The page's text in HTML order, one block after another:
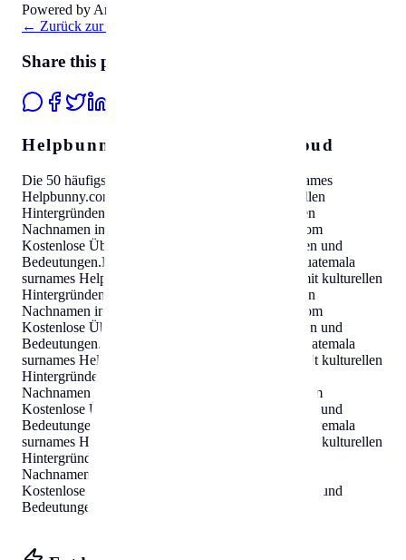
Powered by Amazon 🛒
← Zurück zur Übersicht
Share this page
Helpbunny.com Travel SEO Cloud
Die 50 häufigsten Nachnamen in
surnames
Helpbunny.com
Kostenlose Übersicht mit kulturellen
Hintergründen und Bedeutungen
Die 50 häufigsten
Nachnamen in
Helpbunny.com
Kostenlose Übersicht mit kulturellen Hintergründen und
Bedeutungen.Die 50 häufigsten Nachnamen in
Guatemala
surnames Helpbunny.com
Kostenlose Übersicht mit kulturellen
Hintergründen und Bedeutungen
Die 50 häufigsten
Nachnamen in
Helpbunny.com
Kostenlose Übersicht mit kulturellen Hintergründen und
Bedeutungen.
Guatemala
surnames Helpbunny.com
Kostenlose Übersicht mit kulturellen
Hintergründen und Bedeutungen
Nachnamen in
Helpbunny.com
Kostenlose Übersicht mit kulturellen Hintergründen und
Bedeutungen
Guatemala
surnames Helpbunny.com
Kostenlose Übersicht mit kulturellen
Hintergründen und Bedeutungen
Nachnamen in
Kostenlose Übersicht mit kulturellen Hintergründen und
Bedeutungen